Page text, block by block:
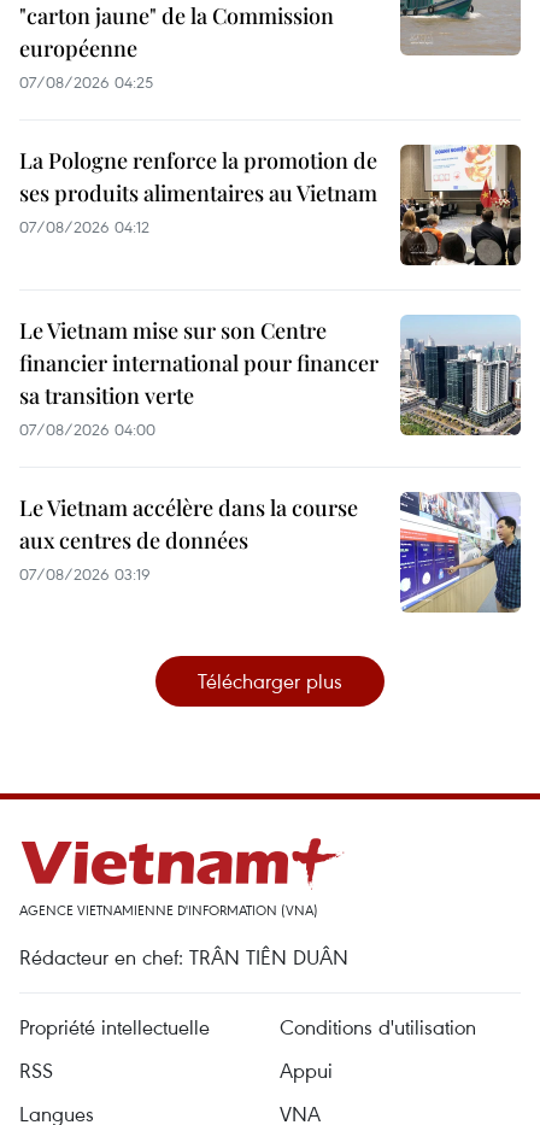
"carton jaune" de la Commission
européenne
07/08/2026 04:25
La Pologne renforce la promotion de
ses produits alimentaires au Vietnam
07/08/2026 04:12
Le Vietnam mise sur son Centre
financier international pour financer
sa transition verte
07/08/2026 04:00
Le Vietnam accélère dans la course
aux centres de données
07/08/2026 03:19
Télécharger plus
AGENCE VIETNAMIENNE D'INFORMATION (VNA)
Rédacteur en chef: TRÂN TIÊN DUÂN
Propriété intellectuelle
Conditions d'utilisation
RSS
Appui
Langues
VNA